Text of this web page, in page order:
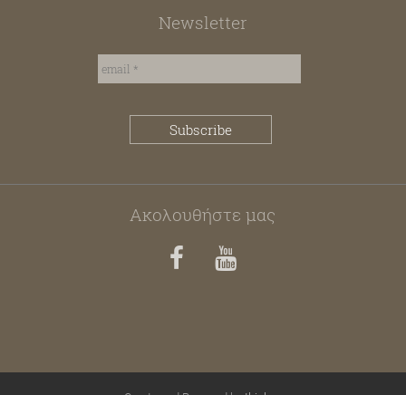
Newsletter
Ακολουθήστε μας